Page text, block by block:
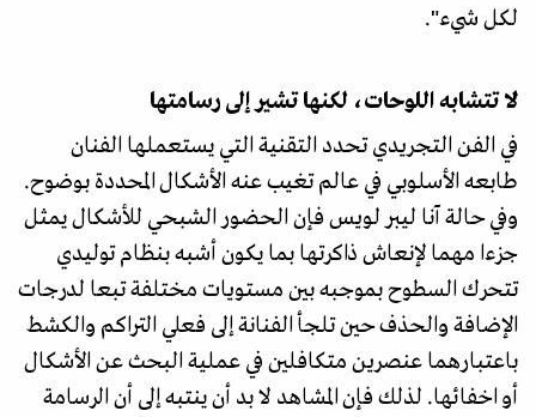
لكل شيء".
لا تتشابه اللوحات، لكنها تشير إلى رسامتها
في الفن التجريدي تحدد التقنية التي يستعملها الفنان
طابعه الأسلوبي في عالم تغيب عنه الأشكال المحددة بوضوح.
وفي حالة آنا ليبر لويس فإن الحضور الشبحي للأشكال يمثل
جزءا مهما لإنعاش ذاكرتها بما يكون أشبه بنظام توليدي
تتحرك السطوح بموجبه بين مستويات مختلفة تبعا لدرجات
الإضافة والحذف حين تلجأ الفنانة إلى فعلي التراكم والكشط
باعتبارهما عنصرين متكافلين في عملية البحث عن الأشكال
أو اخفائها. لذلك فإن المشاهد لا بد أن ينتبه إلى أن الرسامة